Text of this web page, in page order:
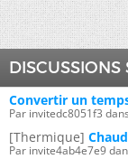
DISCUSSIONS
Convertir un
Par invitedc8051f3
[Thermique]
Par invite4ab4e7e9